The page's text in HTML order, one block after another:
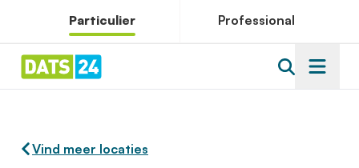
Particulier Professional
Vind meer locaties